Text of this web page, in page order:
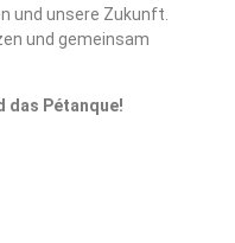
und unsere Zukunft.
und gemeinsam
das Pétanque!